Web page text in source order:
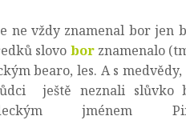
ne vždy znamenal bor jen
slovo borznamenalo
bearo, les. A s
ještě neznali slůvko
jménem